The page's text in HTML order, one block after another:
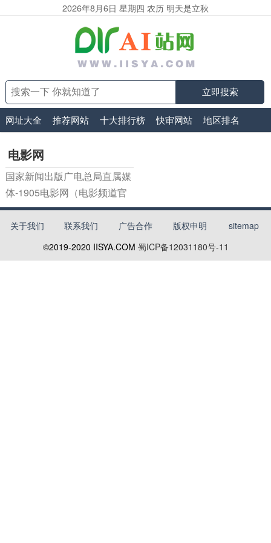
2026年8月6日 星期四 农历 明天是立秋
立即搜索
网址大全 推荐网站 十大排行榜 快审网站 地区排名
电影网
国家新闻出版广电总局直属媒
体-1905电影网（电影频道官
方网站），涵盖新电影、好看
的电影、经典电影、电影推
荐、免费电影、高清电影在线
观看及海量新电影图文视频资
关于我们 联系我们 广告合作 版权申明
sitemap
©2019-2020 IISYA.COM 蜀ICP备12031180号-11